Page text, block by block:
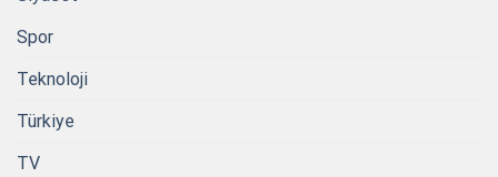
Spor
Teknoloji
Türkiye
TV